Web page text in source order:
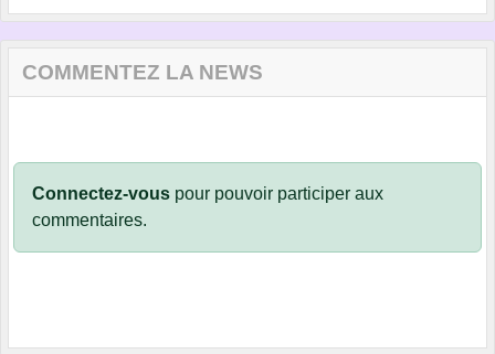
COMMENTEZ LA NEWS
Connectez-vous pour pouvoir participer aux
commentaires.